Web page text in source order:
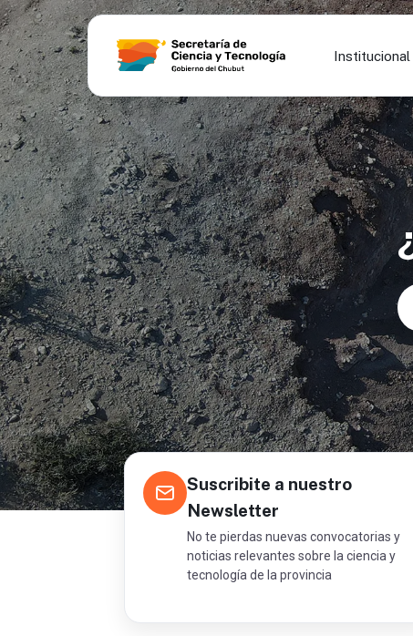
Institucional
Suscribite a nuestro
Newsletter
No te pierdas nuevas convocatorias y
noticias relevantes sobre la ciencia y
tecnología de la provincia